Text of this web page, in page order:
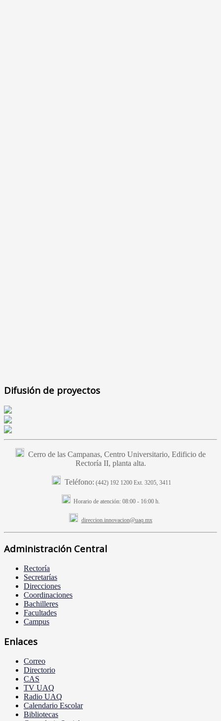
Difusión de proyectos
Cerro de las Campanas, Centro Universitario, Edificio de
Rectoría II, planta alta.
Teléfono: (442) 192 1200 Ext. 3205, 3411
Horario de atención:08:00 - 16:00 h.
direccion.innovacion@uaq.mx
Administración Central
Rectoría
Secretarías
Direcciones
Coordinaciones
Bachilleres
Facultades
Campus
Enlaces
Correo
Directorio
CAS
TV UAQ
Radio UAQ
Calendario Escolar
Bibliotecas